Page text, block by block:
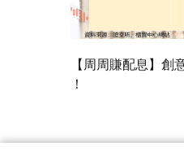
【周周賺配息】創
！